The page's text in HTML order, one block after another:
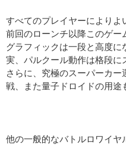
すべてのプレイヤーによりよ
前回のローンチ以降このゲー
グラフィックは一段と高度
実、パルクール動作は格段に
さらに、究極のスーパーカ
戦、また量子ドロイドの用途
他の一般的なバトルロワイヤ